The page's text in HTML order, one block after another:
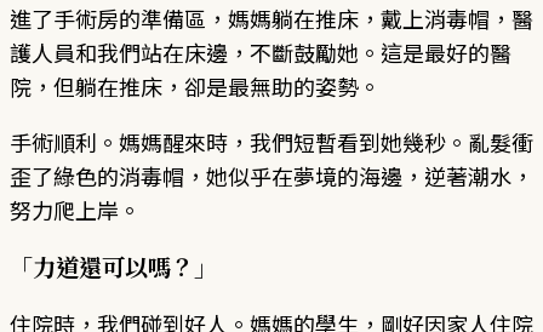
進了手術房的準備區，媽媽躺在推床，戴上消毒帽，醫
護人員和我們站在床邊，不斷鼓勵她。這是最好的醫
院，但躺在推床，卻是最無助的姿勢。
手術順利。媽媽醒來時，我們短暫看到她幾秒。亂髮衝
歪了綠色的消毒帽，她似乎在夢境的海邊，逆著潮水，
努力爬上岸。
「力道還可以嗎？」
住院時，我們碰到好人。媽媽的學生，剛好因家人住院